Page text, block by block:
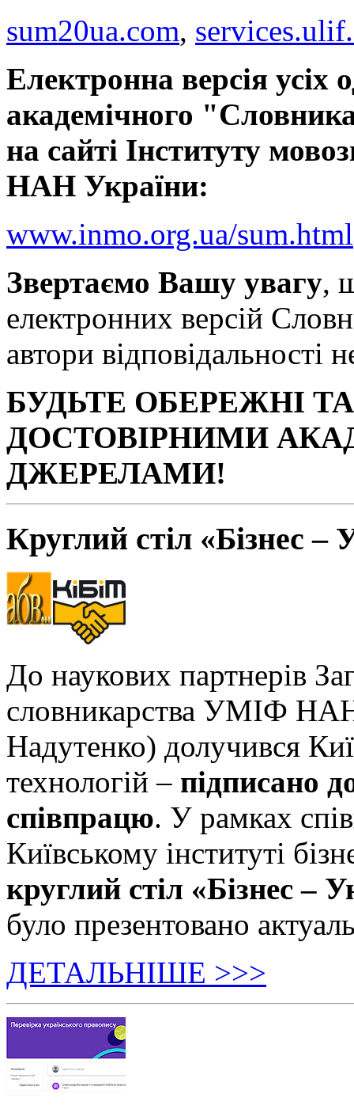
sum20ua.com,
Електронна версія усіх
академічного
на сайті Інституту
НАН України:
www.inmo.org.ua/sum.html
Звертаємо Вашу увагу,
електронних версій
автори відповідальності
БУДЬТЕ ОБЕРЕЖНІ
ДОСТОВІРНИМИ
ДЖЕРЕЛАМИ!
Круглий стіл «Бізнес –
До наукових партнерів
словникарства УМІФ
Надутенко) долучився
технологій – підписано
співпрацю. У рамках
Київському інституті
круглий стіл «Бізнес –
було презентовано
ДЕТАЛЬНІШЕ >>>